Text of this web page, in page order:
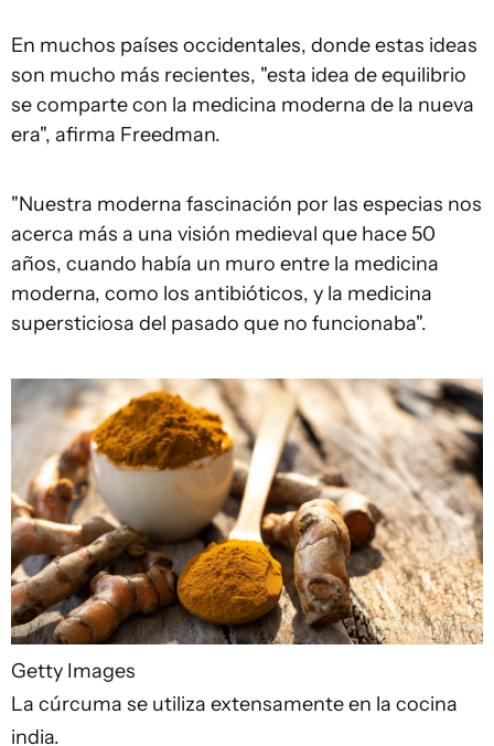
En muchos países occidentales, donde estas ideas
son mucho más recientes, "esta idea de equilibrio
se comparte con la medicina moderna de la nueva
era", afirma Freedman.
"Nuestra moderna fascinación por las especias nos
acerca más a una visión medieval que hace 50
años, cuando había un muro entre la medicina
moderna, como los antibióticos, y la medicina
supersticiosa del pasado que no funcionaba".
Getty Images
La cúrcuma se utiliza extensamente en la cocina
india.